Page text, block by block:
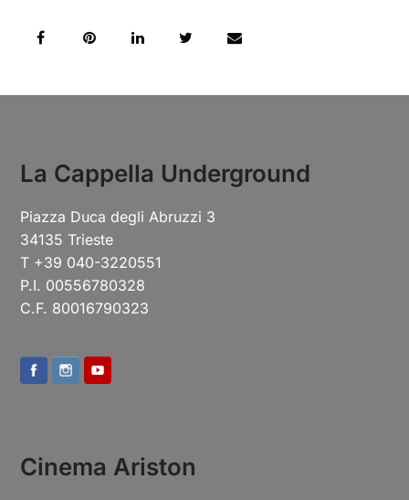
La Cappella Underground
Piazza Duca degli Abruzzi 3
34135 Trieste
T +39 040-3220551
P.I. 00556780328
C.F. 80016790323
Cinema Ariston